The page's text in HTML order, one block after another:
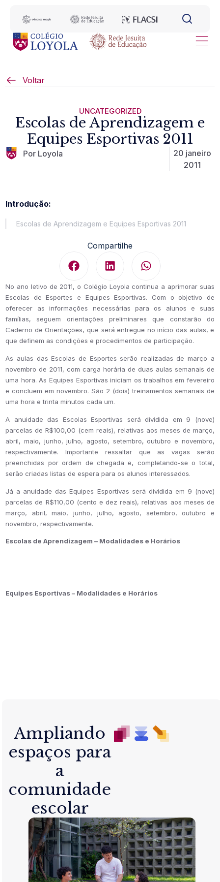
Voltar
UNCATEGORIZED
Escolas de Aprendizagem e
Equipes Esportivas 2011
Por Loyola
20 janeiro
2011
Introdução:
Escolas de Aprendizagem e Equipes Esportivas 2011
Compartilhe
No ano letivo de 2011, o Colégio Loyola continua a aprimorar suas
Escolas de Esportes e Equipes Esportivas. Com o objetivo de
oferecer as informações necessárias para os alunos e suas
famílias,seguem orientações preliminares que constarão do
Caderno de Orientações,que será entregue no início das aulas, e
que definem as condições e procedimentosde participação.
As aulas das Escolas de Esportes serão realizadas de março a
novembro de 2011, com carga horária de duas aulas semanais de
uma hora. As Equipes Esportivas iniciam os trabalhos em fevereiro
e concluem em novembro. São 2 (dois) treinamentos semanais de
uma hora e trinta minutos cada um.
A anuidade das Escolas Esportivas será dividida em 9 (nove)
parcelas de R$100,00 (cem reais), relativas aos meses de março,
abril, maio, junho, julho, agosto, setembro, outubro e novembro,
respectivamente. Importante ressaltar que as vagas serão
preenchidas por ordem de chegada e, completando-se o total,
serão criadas listas de espera para os alunos interessados.
Já a anuidade das Equipes Esportivas será dividida em 9 (nove)
parcelas de R$110,00 (cento e dez reais), relativas aos meses de
março, abril, maio, junho, julho, agosto, setembro, outubro e
novembro, respectivamente.
Escolas de Aprendizagem – Modalidades e Horários
Equipes Esportivas – Modalidades e Horários
Ampliando
espaços para
a
comunidade
escolar